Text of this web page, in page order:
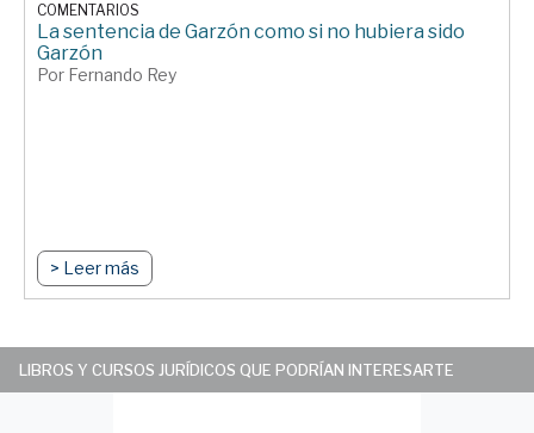
COMENTARIOS
La sentencia de Garzón como si no hubiera sido
Garzón
Por Fernando Rey
> Leer más
LIBROS Y CURSOS JURÍDICOS QUE PODRÍAN INTERESARTE